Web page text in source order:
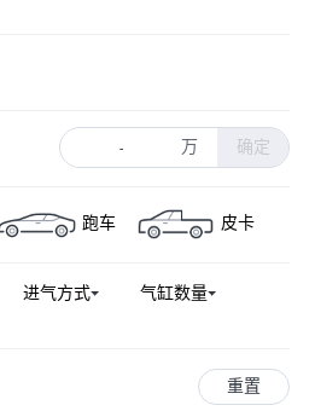
- 万 确定
跑车
皮卡
进气方式
气缸数量
重置